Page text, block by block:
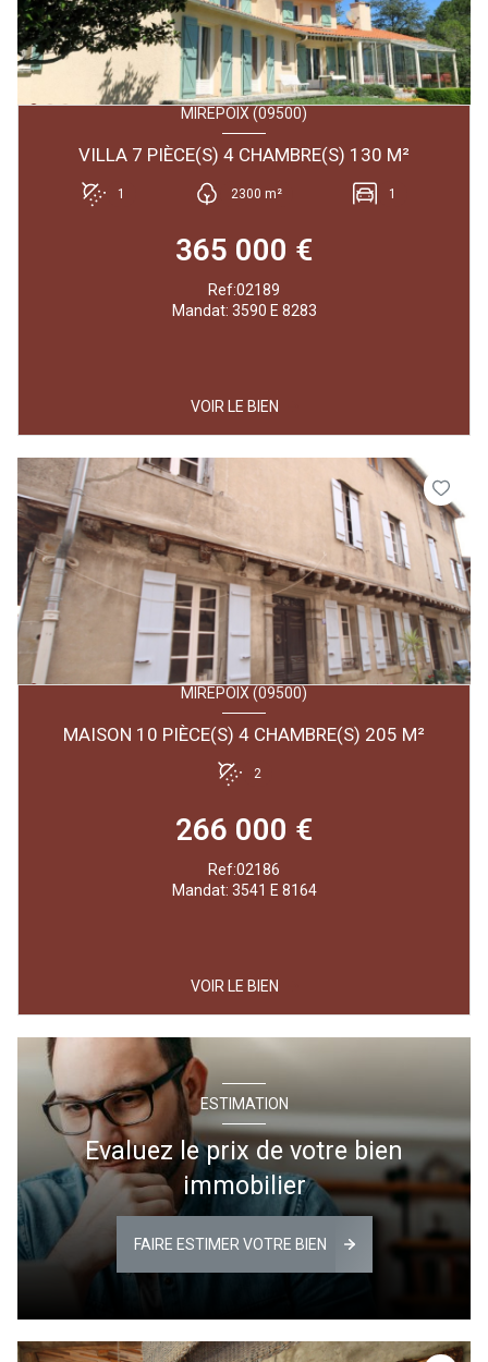
MIREPOIX (09500)
VILLA 7 PIÈCE(S) 4 CHAMBRE(S) 130 M²
1 2300 m² 1
365 000 €
Ref:02189
Mandat: 3590 E 8283
VOIR LE BIEN
MIREPOIX (09500)
MAISON 10 PIÈCE(S) 4 CHAMBRE(S) 205 M²
2
266 000 €
Ref:02186
Mandat: 3541 E 8164
VOIR LE BIEN
ESTIMATION
Evaluez le prix de votre bien
immobilier
FAIRE ESTIMER VOTRE BIEN